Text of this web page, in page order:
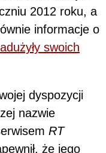
2012 roku, a
informacje o
swoich
dyspozycji
nazwie
RT
że jego